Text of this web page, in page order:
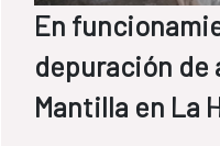
En
depuración de
Mantilla en La